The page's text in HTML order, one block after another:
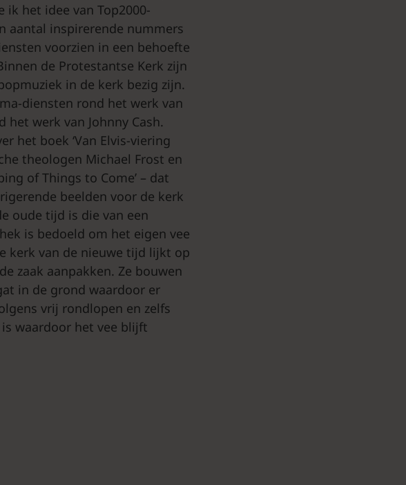
ik het idee van Top2000-
aantal inspirerende nummers
voorzien in een behoefte
de Protestantse Kerk zijn
in de kerk bezig zijn.
diensten rond het werk van
werk van Johnny Cash.
het boek ‘Van Elvis-viering
theologen Michael Frost en
of Things to Come’ – dat
beelden voor de kerk
oude tijd is die van een
is bedoeld om het eigen vee
kerk van de nieuwe tijd lijkt op
zaak aanpakken. Ze bouwen
in de grond waardoor er
vrij rondlopen en zelfs
waardoor het vee blijft